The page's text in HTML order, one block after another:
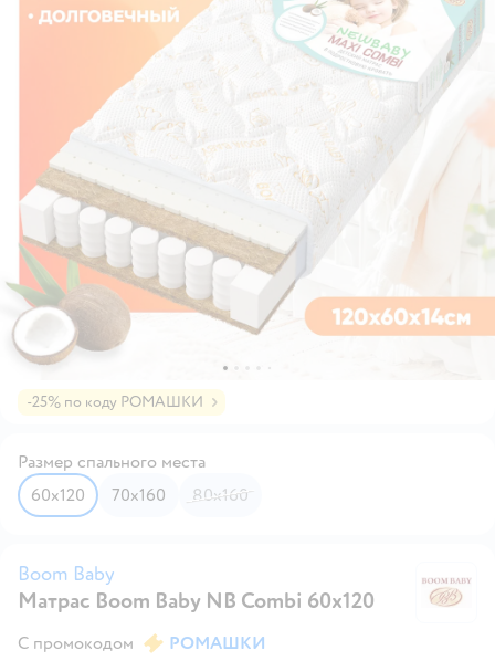
-25% по коду РОМАШКИ
Размер спального места
60х120
70х160 80х160
Boom Baby
Матрас Boom Baby NВ Combi 60х120
С промокодом
РОМАШКИ